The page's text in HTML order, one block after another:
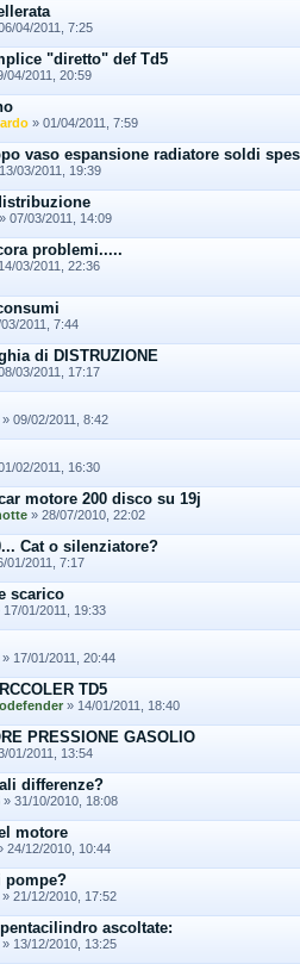
04/2011, 7:25
"diretto" def Td5
04/2011, 20:59
» 01/04/2011, 7:59
vaso espansione radiatore soldi
03/2011, 19:39
» 07/03/2011, 14:09
problemi.....
03/2011, 22:36
2011, 7:44
di DISTRUZIONE
03/2011, 17:17
» 09/02/2011, 8:42
02/2011, 16:30
motore 200 disco su 19j
» 28/07/2010, 22:02
Cat o silenziatore?
01/2011, 7:17
scarico
17/01/2011, 19:33
» 17/01/2011, 20:44
TD5
» 14/01/2011, 18:40
PRESSIONE GASOLIO
01/2011, 13:54
differenze?
» 31/10/2010, 18:08
motore
24/12/2010, 10:44
pompe?
» 21/12/2010, 17:52
ascoltate:
» 13/12/2010, 13:25